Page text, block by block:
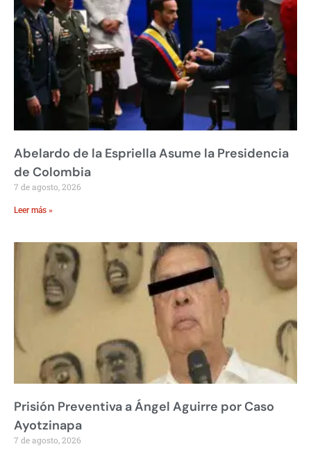
Abelardo de la Espriella Asume la Presidencia
de Colombia
7 de agosto, 2026
Leer más »
Prisión Preventiva a Ángel Aguirre por Caso
Ayotzinapa
7 de agosto, 2026